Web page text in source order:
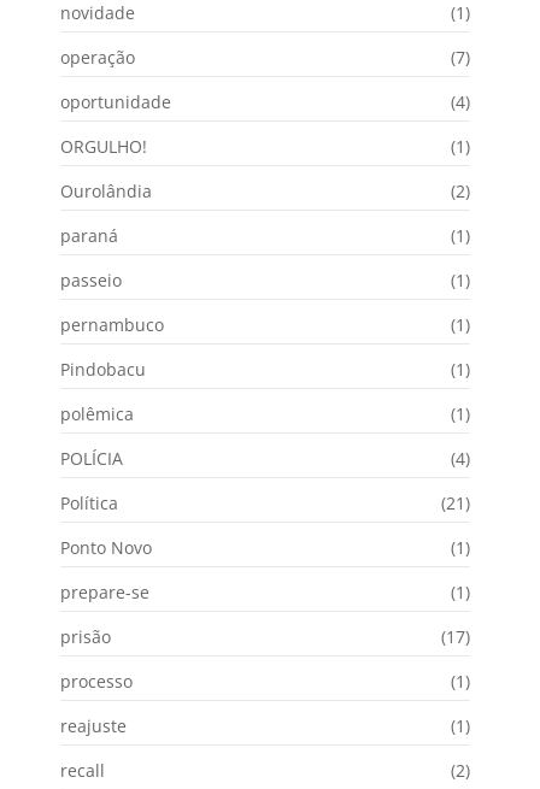
novidade
(1)
operação
(7)
oportunidade
(4)
ORGULHO!
(1)
Ourolândia
(2)
paraná
(1)
passeio
(1)
pernambuco
(1)
Pindobacu
(1)
polêmica
(1)
POLÍCIA
(4)
Política
(21)
Ponto Novo
(1)
prepare-se
(1)
prisão
(17)
processo
(1)
reajuste
(1)
recall
(2)